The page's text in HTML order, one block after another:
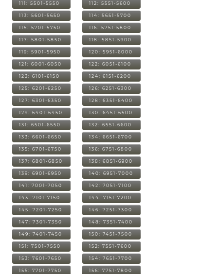
111: 5501-5550 112: 5551-5600
113: 5601-5650 114: 5651-5700
115: 5701-5750 116: 5751-5800
117: 5801-5850 118: 5851-5900
119: 5901-5950 120: 5951-6000
121: 6001-6050 122: 6051-6100
123: 6101-6150 124: 6151-6200
125: 6201-6250 126: 6251-6300
127: 6301-6350 128: 6351-6400
129: 6401-6450 130: 6451-6500
131: 6501-6550 132: 6551-6600
133: 6601-6650 134: 6651-6700
135: 6701-6750 136: 6751-6800
137: 6801-6850 138: 6851-6900
139: 6901-6950 140: 6951-7000
141: 7001-7050 142: 7051-7100
143: 7101-7150 144: 7151-7200
145: 7201-7250 146: 7251-7300
147: 7301-7350 148: 7351-7400
149: 7401-7450 150: 7451-7500
151: 7501-7550 152: 7551-7600
153: 7601-7650 154: 7651-7700
155: 7701-7750 156: 7751-7800